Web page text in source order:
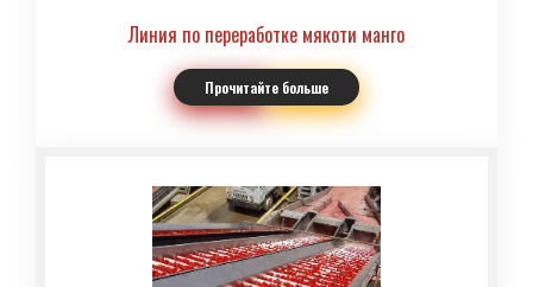
Линия по переработке мякоти манго
Прочитайте больше